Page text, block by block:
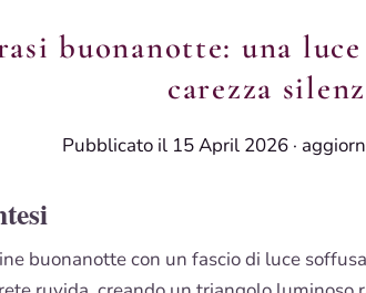
buonanotte: una
carezza
Pubblicato il 15 April 2026 ·
buonanotte con un fascio di luce